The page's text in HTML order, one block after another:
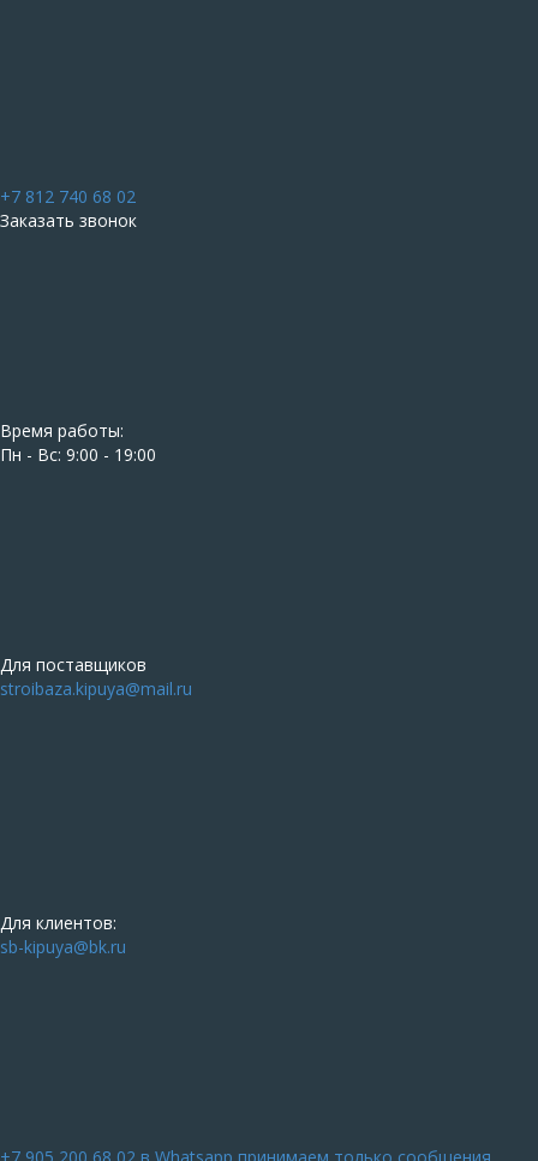
+7 812 740 68 02
Заказать звонок
Время работы:
Пн - Вс: 9:00 - 19:00
Для поставщиков
stroibaza.kipuya@mail.ru
Для клиентов:
sb-kipuya@bk.ru